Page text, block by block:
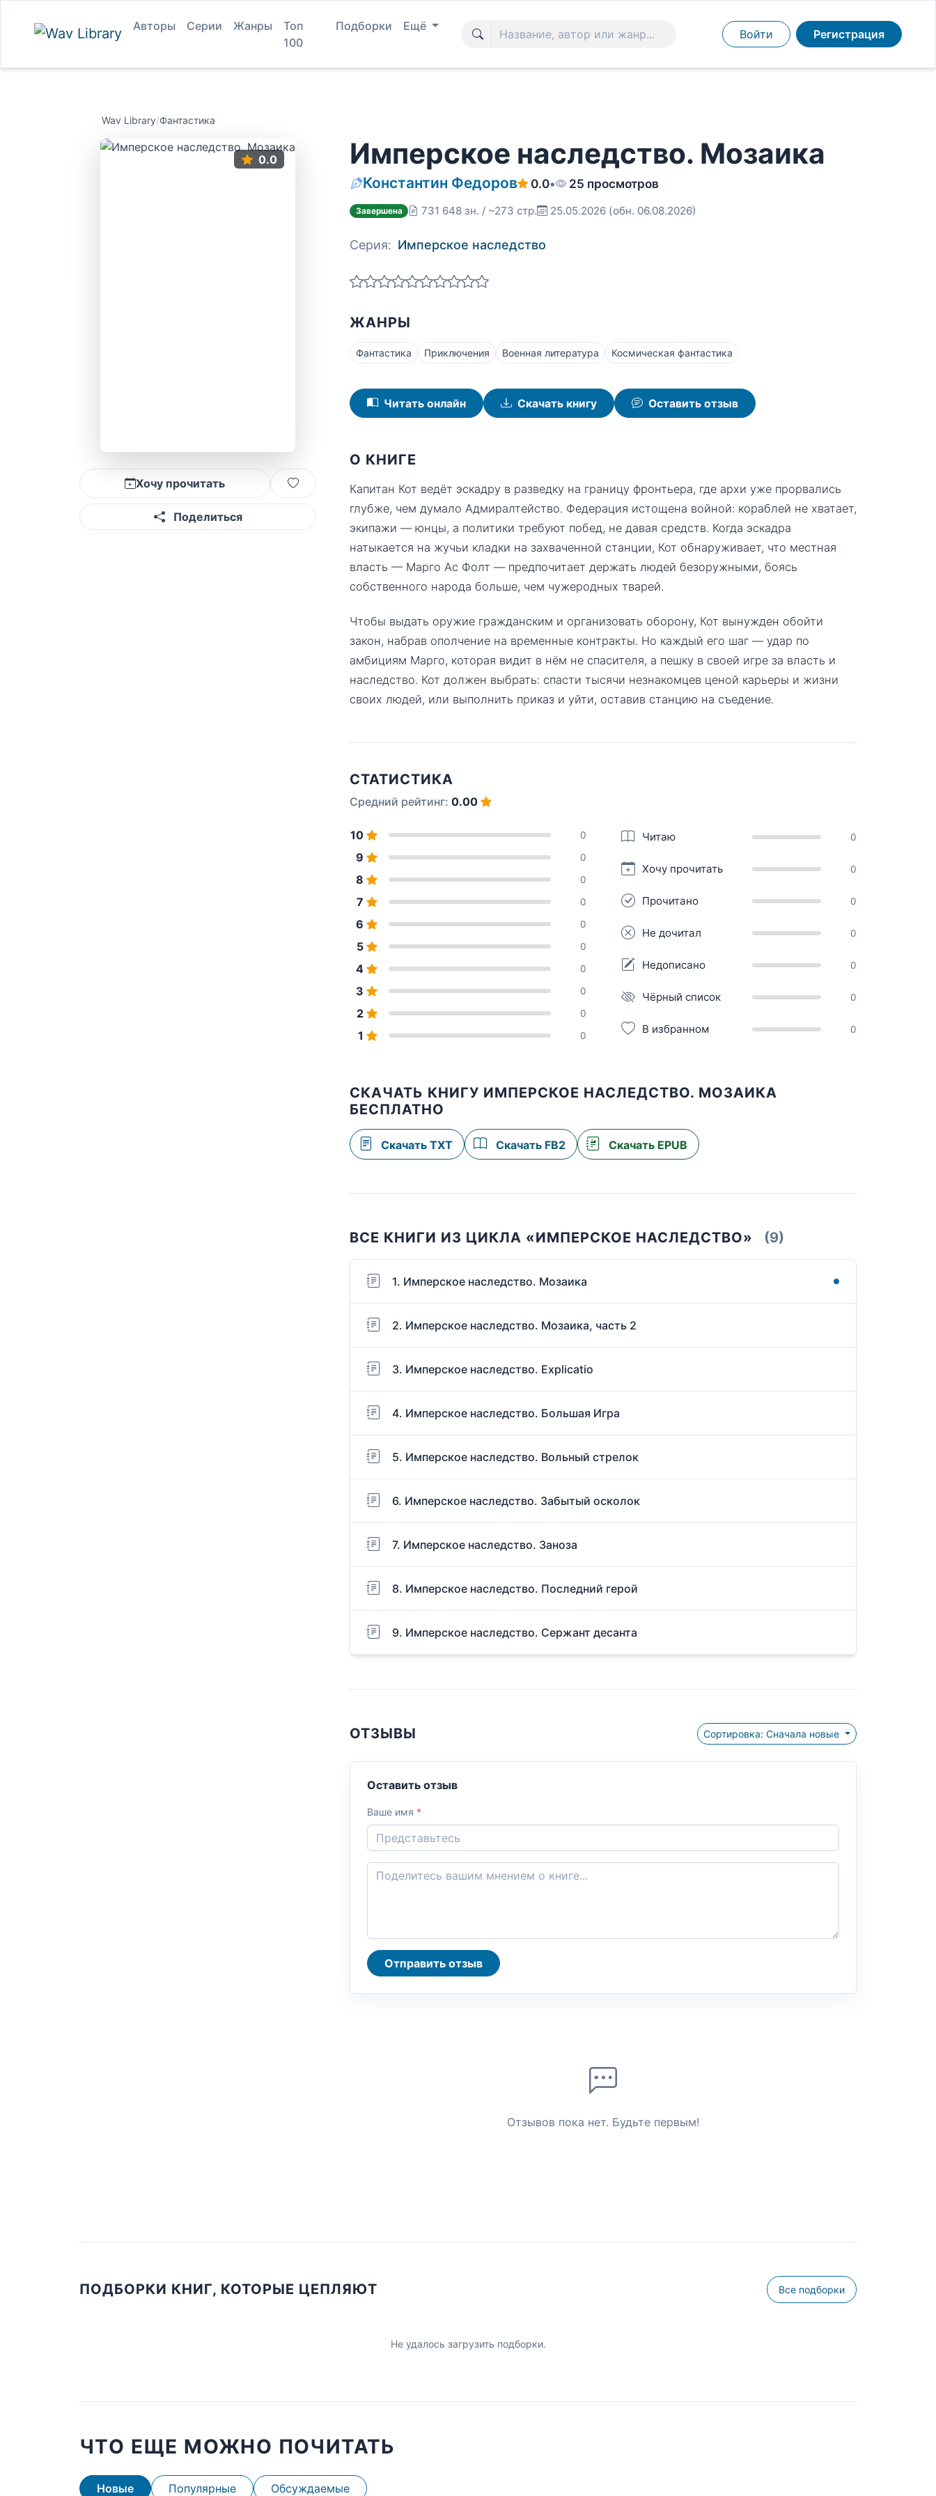
Авторы Серии Жанры
Топ
100
Подборки Ещё
Войти Регистрация
Wav Library/Фантастика
0.0
Хочу прочитать
Поделиться
Имперское наследство. Мозаика
Константин Федоров 0.0• 25 просмотров
Завершена 731 648 зн. / ~273 стр. 25.05.2026 (обн. 06.08.2026)
Серия: Имперское наследство
ЖАНРЫ
Фантастика Приключения Военная литература Космическая фантастика
Читать онлайн Скачать книгу Оставить отзыв
О КНИГЕ
Капитан Кот ведёт эскадру в разведку на границу фронтьера, где архи уже прорвались
глубже, чем думало Адмиралтейство. Федерация истощена войной: кораблей не хватает,
экипажи — юнцы, а политики требуют побед, не давая средств. Когда эскадра
натыкается на жучьи кладки на захваченной станции, Кот обнаруживает, что местная
власть — Марго Ас Фолт — предпочитает держать людей безоружными, боясь
собственного народа больше, чем чужеродных тварей.
Чтобы выдать оружие гражданским и организовать оборону, Кот вынужден обойти
закон, набрав ополчение на временные контракты. Но каждый его шаг — удар по
амбициям Марго, которая видит в нём не спасителя, а пешку в своей игре за власть и
наследство. Кот должен выбрать: спасти тысячи незнакомцев ценой карьеры и жизни
своих людей, или выполнить приказ и уйти, оставив станцию на съедение.
СТАТИСТИКА
Средний рейтинг: 0.00
10 0
9 0
8 0
7 0
6 0
5 0
4 0
3 0
2 0
1 0
Читаю 0
Хочу прочитать 0
Прочитано 0
Не дочитал 0
Недописано 0
Чёрный список 0
В избранном 0
СКАЧАТЬ КНИГУ ИМПЕРСКОЕ НАСЛЕДСТВО. МОЗАИКА
БЕСПЛАТНО
Скачать TXT Скачать FB2 Скачать EPUB
ВСЕ КНИГИ ИЗ ЦИКЛА «ИМПЕРСКОЕ НАСЛЕДСТВО» (9)
1. Имперское наследство. Мозаика
2. Имперское наследство. Мозаика, часть 2
3. Имперское наследство. Explicatio
4. Имперское наследство. Большая Игра
5. Имперское наследство. Вольный стрелок
6. Имперское наследство. Забытый осколок
7. Имперское наследство. Заноза
8. Имперское наследство. Последний герой
9. Имперское наследство. Сержант десанта
ОТЗЫВЫ Сортировка: Сначала новые
Оставить отзыв
Ваше имя *
Отправить отзыв
Отзывов пока нет. Будьте первым!
ПОДБОРКИ КНИГ, КОТОРЫЕ ЦЕПЛЯЮТ Все подборки
Не удалось загрузить подборки.
ЧТО ЕЩЕ МОЖНО ПОЧИТАТЬ
Новые Популярные Обсуждаемые